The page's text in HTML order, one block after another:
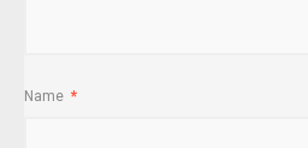
Name *